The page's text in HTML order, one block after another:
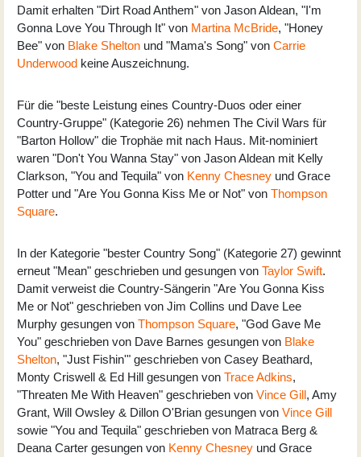
Damit erhalten "Dirt Road Anthem" von Jason Aldean, "I'm
Gonna Love You Through It" von Martina McBride, "Honey
Bee" von Blake Shelton und "Mama's Song" von Carrie
Underwood keine Auszeichnung.
Für die "beste Leistung eines Country-Duos oder einer
Country-Gruppe" (Kategorie 26) nehmen The Civil Wars für
"Barton Hollow" die Trophäe mit nach Haus. Mit-nominiert
waren "Don't You Wanna Stay" von Jason Aldean mit Kelly
Clarkson, "You and Tequila" von Kenny Chesney und Grace
Potter und "Are You Gonna Kiss Me or Not" von Thompson
Square.
In der Kategorie "bester Country Song" (Kategorie 27) gewinnt
erneut "Mean" geschrieben und gesungen von Taylor Swift.
Damit verweist die Country-Sängerin "Are You Gonna Kiss
Me or Not" geschrieben von Jim Collins und Dave Lee
Murphy gesungen von Thompson Square, "God Gave Me
You" geschrieben von Dave Barnes gesungen von Blake
Shelton, "Just Fishin'" geschrieben von Casey Beathard,
Monty Criswell & Ed Hill gesungen von Trace Adkins,
"Threaten Me With Heaven" geschrieben von Vince Gill, Amy
Grant, Will Owsley & Dillon O'Brian gesungen von Vince Gill
sowie "You and Tequila" geschrieben von Matraca Berg &
Deana Carter gesungen von Kenny Chesney und Grace